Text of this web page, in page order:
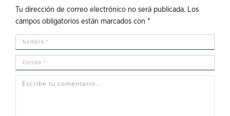
Tu dirección de correo electrónico no será publicada.
Los
campos obligatorios están marcados con *